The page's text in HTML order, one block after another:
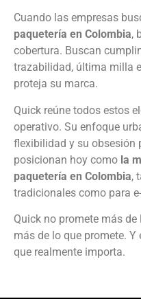
Cuando las empresas
paquetería en Colombia,
cobertura. Buscan
trazabilidad, última milla
proteja su marca.
Quick reúne todos estos
operativo. Su enfoque
flexibilidad y su obsesión
posicionan hoy como la
paquetería en Colombia,
tradicionales como para
Quick no promete más
más de lo que promete.
que realmente importa.